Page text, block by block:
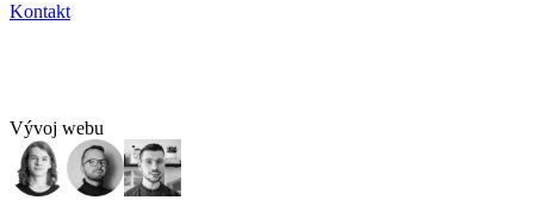
Kontakt
Vývoj webu